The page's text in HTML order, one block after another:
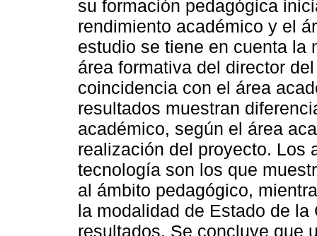
su formación pedagógica
rendimiento académico y el
estudio se tiene en cuenta la
área formativa del director
coincidencia con el área
resultados muestran
académico, según el área
realización del proyecto. Los
tecnología son los que
al ámbito pedagógico,
la modalidad de Estado de
resultados. Se concluye que